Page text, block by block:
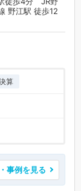
野江駅 徒歩12
算
事例を見る